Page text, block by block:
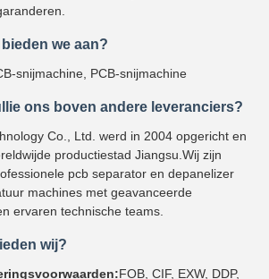
we aan?
snijmachine, PCB-snijmachine
ons boven andere leveranciers?
Co., Ltd. werd in 2004 opgericht en
productiestad Jiangsu.Wij zijn
pcb separator en depanelizer
machines met geavanceerde
ervaren technische teams.
wij?
FOB, CIF, EXW, DDP,